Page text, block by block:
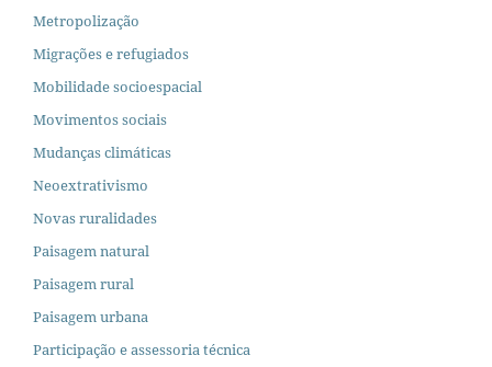
Metropolização
Migrações e refugiados
Mobilidade socioespacial
Movimentos sociais
Mudanças climáticas
Neoextrativismo
Novas ruralidades
Paisagem natural
Paisagem rural
Paisagem urbana
Participação e assessoria técnica